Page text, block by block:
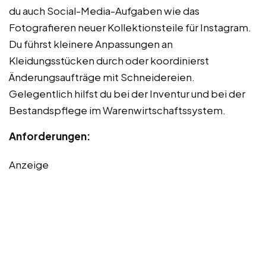
du auch Social-Media-Aufgaben wie das
Fotografieren neuer Kollektionsteile für Instagram.
Du führst kleinere Anpassungen an
Kleidungsstücken durch oder koordinierst
Änderungsaufträge mit Schneidereien.
Gelegentlich hilfst du bei der Inventur und bei der
Bestandspflege im Warenwirtschaftssystem.
Anforderungen:
Anzeige